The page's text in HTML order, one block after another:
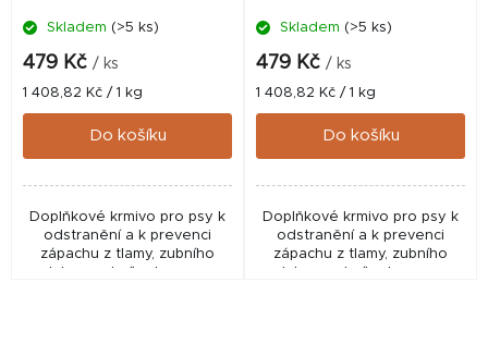
Skladem (>5 ks)
479 Kč / ks
Měrná
cena:
1 408,82 Kč / 1 kg
Do košíku
Doplňkové krmivo pro psy k
odstranění a k prevenci
zápachu z tlamy, zubního
plaku a zubního kamene.
Skladem (>5 ks)
479 Kč / ks
Měrná
cena:
1 408,82 Kč / 1 kg
Do košíku
Doplňkové krmivo pro psy k
odstranění a k prevenci
zápachu z tlamy, zubního
plaku a zubního kamene.